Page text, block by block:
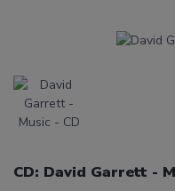
CD: David Garrett -